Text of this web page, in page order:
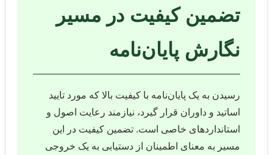
تضمین کیفیت در مسیر
نگارش پایان‌نامه
رسیدن به یک پایان‌نامه با کیفیت بالا که مورد تایید
اساتید و داوران قرار گیرد، نیازمند رعایت اصول و
استانداردهای خاصی است. تضمین کیفیت در این
مسیر به معنای اطمینان از دستیابی به یک خروجی